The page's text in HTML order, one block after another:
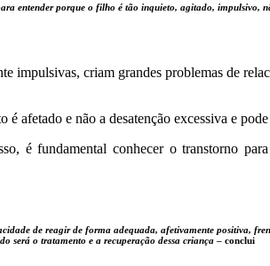
entender porque o filho é tão inquieto, agitado, impulsivo,
impulsivas, criam grandes problemas de
afetado e não a desatenção excessiva e
é fundamental conhecer o transtorno
de reagir de forma adequada, afetivamente positiva,
será o tratamento e a recuperação dessa criança– conclui